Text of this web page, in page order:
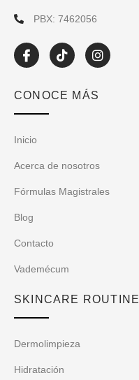
PBX: 7462056
I
c
o
-
f
c
e
b
o
k
T
i
k
o
I
n
s
a
CONOCE MÁS
Inicio
Acerca de nosotros
Fórmulas Magistrales
Blog
Contacto
Vademécum
SKINCARE ROUTINE
Dermolimpieza
Hidratación